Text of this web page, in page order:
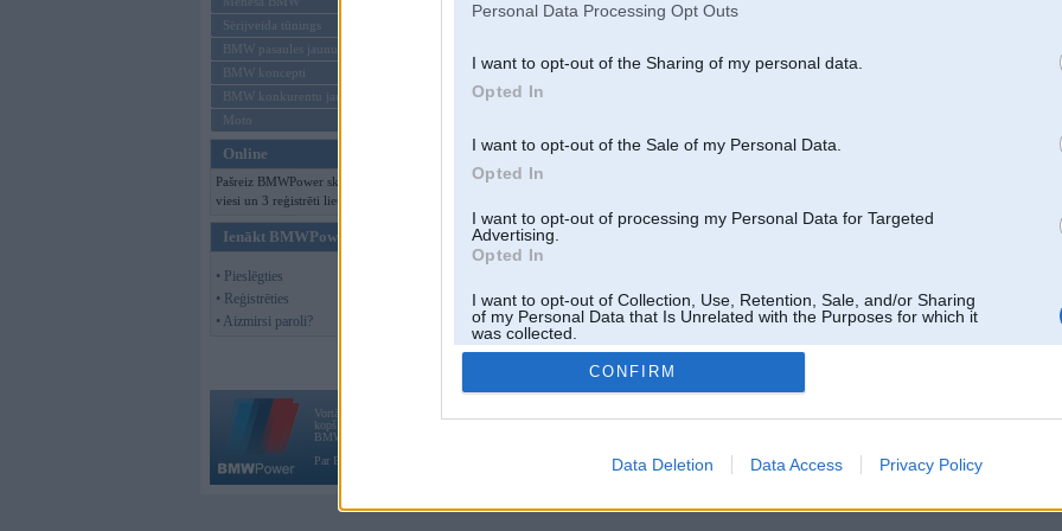
Personal Data Processing Opt Outs
I want to opt-out of the Sharing of my personal data.
Opted In
I want to opt-out of the Sale of my Personal Data.
Opted In
I want to opt-out of processing my Personal Data for Targeted
Advertising.
Opted In
I want to opt-out of Collection, Use, Retention, Sale, and/or Sharing
of my Personal Data that Is Unrelated with the Purposes for which it
was collected.
Opted Out
CONFIRM
Data Deletion Data Access Privacy Policy
Sērijveida tūnings
BMW pasaules jaunumi
BMW koncepti
BMW konkurentu jaunumi
Moto
Online
Pašreiz BMWPower skatās 122
viesi un 3 reģistrēti lietotāji.
Ienākt BMWPower
• Pieslēgties
• Reģistrēties
• Aizmirsi paroli?
Vortāls BMWPower.lv darbojas
kopš 2002. gada 14. maija. Tas nav auto klubs un nav saistīts ar
BMW AG.
Par BMWPower